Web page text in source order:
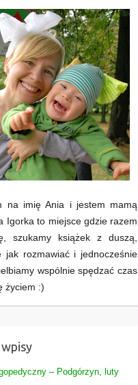
na imię Ania i jestem mamą
Igorka to miejsce gdzie razem
szukamy książek z duszą,
jak rozmawiać i jednocześnie
wspólnie spędzać czas
życiem :)
– Podgórzyn, luty